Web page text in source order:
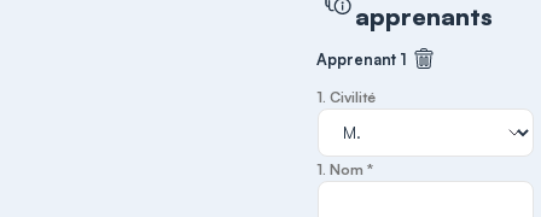
apprenants
Apprenant 1 Supprimer
1. Civilité
1. Nom *